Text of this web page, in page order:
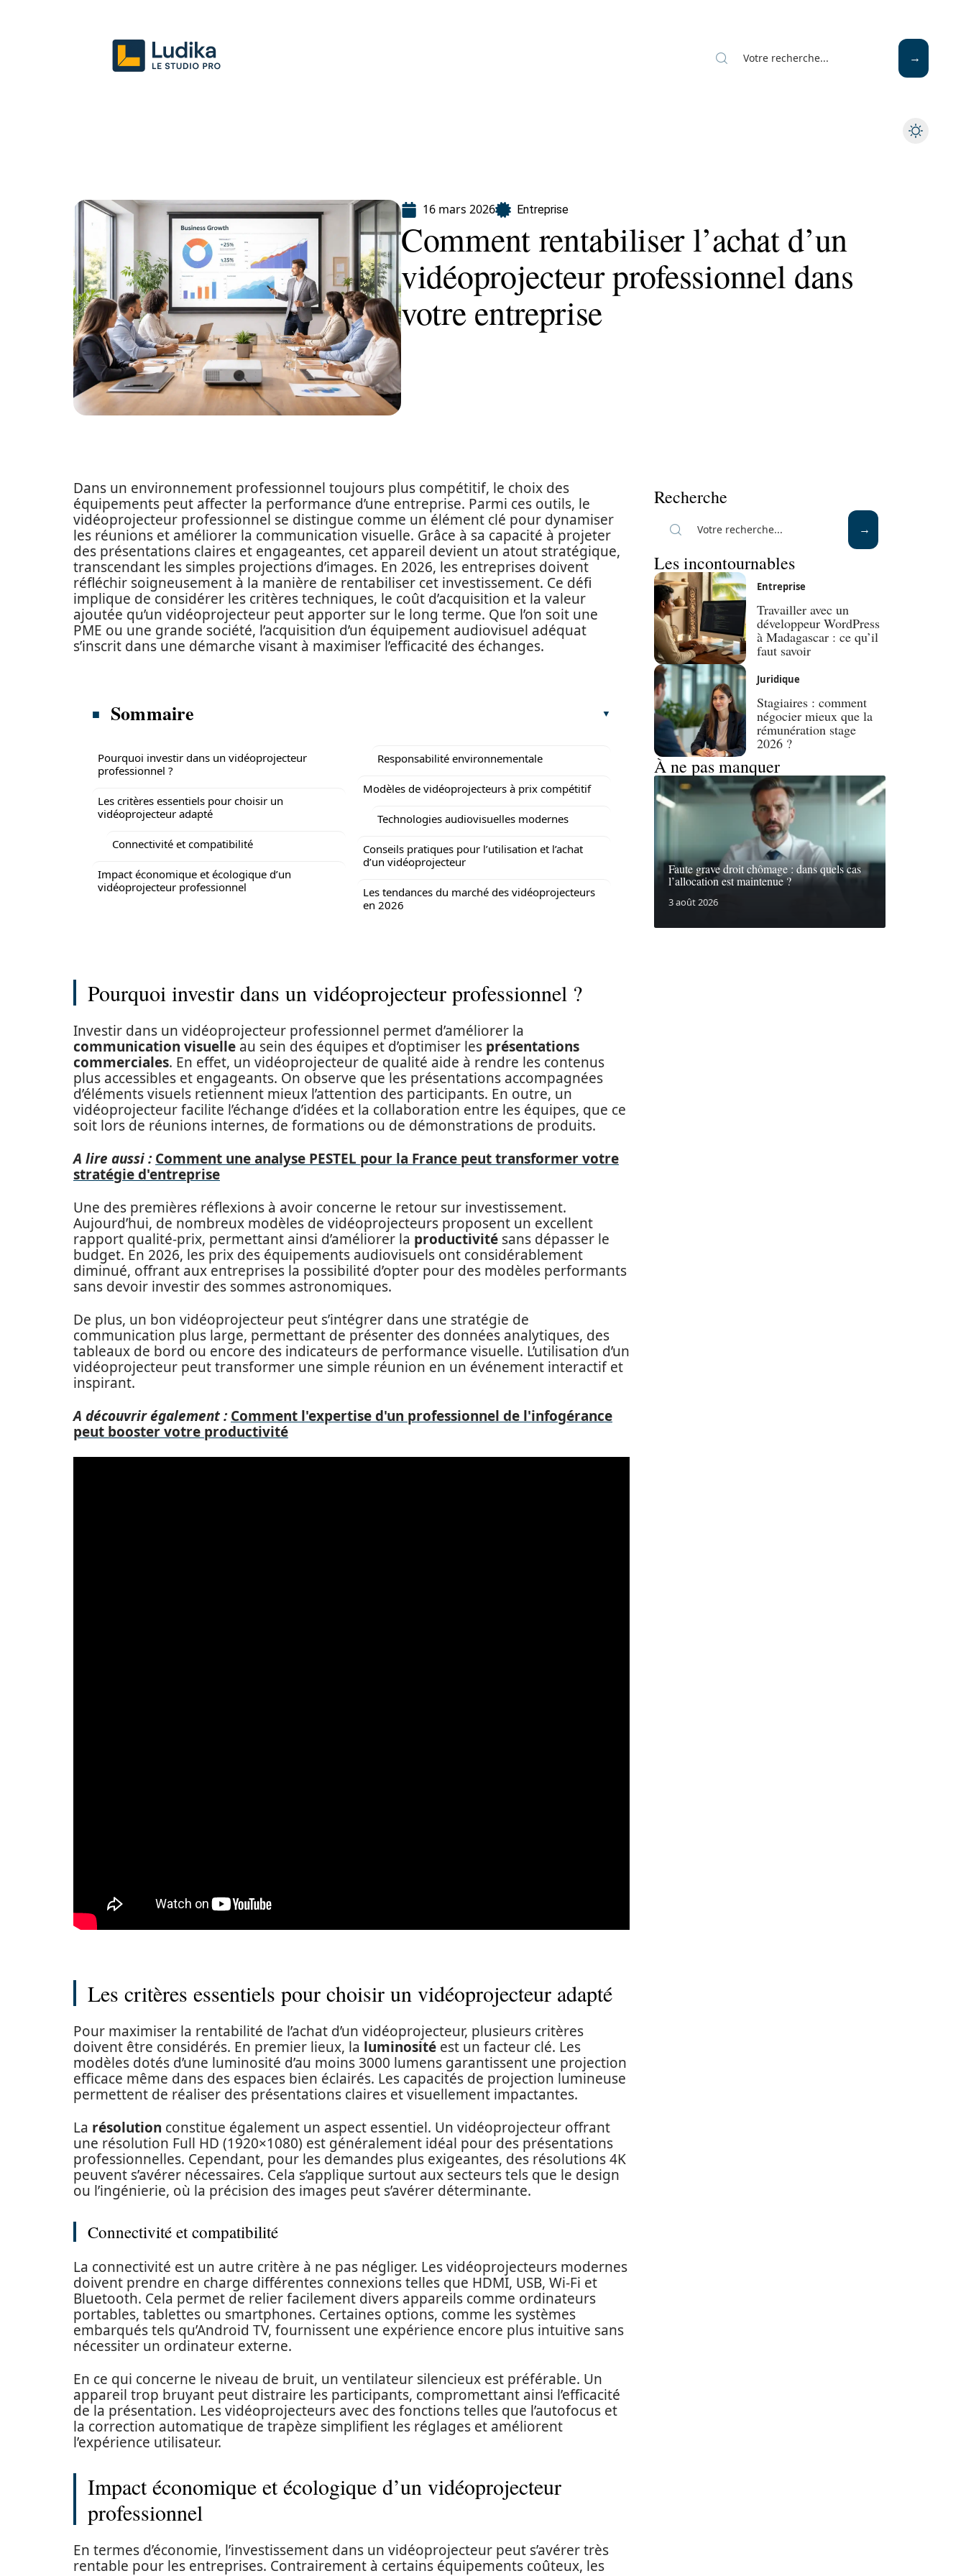
16 mars 2026 Entreprise
Comment rentabiliser l’achat d’un
vidéoprojecteur professionnel dans
votre entreprise
Dans un environnement professionnel toujours plus compétitif, le choix des
équipements peut affecter la performance d’une entreprise. Parmi ces outils, le
vidéoprojecteur professionnel se distingue comme un élément clé pour dynamiser
les réunions et améliorer la communication visuelle. Grâce à sa capacité à projeter
des présentations claires et engageantes, cet appareil devient un atout stratégique,
transcendant les simples projections d’images. En 2026, les entreprises doivent
réfléchir soigneusement à la manière de rentabiliser cet investissement. Ce défi
implique de considérer les critères techniques, le coût d’acquisition et la valeur
ajoutée qu’un vidéoprojecteur peut apporter sur le long terme. Que l’on soit une
PME ou une grande société, l’acquisition d’un équipement audiovisuel adéquat
s’inscrit dans une démarche visant à maximiser l’efficacité des échanges.
Sommaire
Pourquoi investir dans un vidéoprojecteur
professionnel ?
Les critères essentiels pour choisir un
vidéoprojecteur adapté
Connectivité et compatibilité
Impact économique et écologique d’un
vidéoprojecteur professionnel
Responsabilité environnementale
Modèles de vidéoprojecteurs à prix compétitif
Technologies audiovisuelles modernes
Conseils pratiques pour l’utilisation et l’achat
d’un vidéoprojecteur
Les tendances du marché des vidéoprojecteurs
en 2026
Pourquoi investir dans un vidéoprojecteur professionnel ?
Investir dans un vidéoprojecteur professionnel permet d’améliorer la
communication visuelle au sein des équipes et d’optimiser les présentations
commerciales. En effet, un vidéoprojecteur de qualité aide à rendre les contenus
plus accessibles et engageants. On observe que les présentations accompagnées
d’éléments visuels retiennent mieux l’attention des participants. En outre, un
vidéoprojecteur facilite l’échange d’idées et la collaboration entre les équipes, que ce
soit lors de réunions internes, de formations ou de démonstrations de produits.
A lire aussi : Comment une analyse PESTEL pour la France peut transformer votre
stratégie d'entreprise
Une des premières réflexions à avoir concerne le retour sur investissement.
Aujourd’hui, de nombreux modèles de vidéoprojecteurs proposent un excellent
rapport qualité-prix, permettant ainsi d’améliorer la productivité sans dépasser le
budget. En 2026, les prix des équipements audiovisuels ont considérablement
diminué, offrant aux entreprises la possibilité d’opter pour des modèles performants
sans devoir investir des sommes astronomiques.
De plus, un bon vidéoprojecteur peut s’intégrer dans une stratégie de
communication plus large, permettant de présenter des données analytiques, des
tableaux de bord ou encore des indicateurs de performance visuelle. L’utilisation d’un
vidéoprojecteur peut transformer une simple réunion en un événement interactif et
inspirant.
A découvrir également : Comment l'expertise d'un professionnel de l'infogérance
peut booster votre productivité
Les critères essentiels pour choisir un vidéoprojecteur adapté
Pour maximiser la rentabilité de l’achat d’un vidéoprojecteur, plusieurs critères
doivent être considérés. En premier lieux, la luminosité est un facteur clé. Les
modèles dotés d’une luminosité d’au moins 3000 lumens garantissent une projection
efficace même dans des espaces bien éclairés. Les capacités de projection lumineuse
permettent de réaliser des présentations claires et visuellement impactantes.
La résolution constitue également un aspect essentiel. Un vidéoprojecteur offrant
une résolution Full HD (1920×1080) est généralement idéal pour des présentations
professionnelles. Cependant, pour les demandes plus exigeantes, des résolutions 4K
peuvent s’avérer nécessaires. Cela s’applique surtout aux secteurs tels que le design
ou l’ingénierie, où la précision des images peut s’avérer déterminante.
Connectivité et compatibilité
La connectivité est un autre critère à ne pas négliger. Les vidéoprojecteurs modernes
doivent prendre en charge différentes connexions telles que HDMI, USB, Wi-Fi et
Bluetooth. Cela permet de relier facilement divers appareils comme ordinateurs
portables, tablettes ou smartphones. Certaines options, comme les systèmes
embarqués tels qu’Android TV, fournissent une expérience encore plus intuitive sans
nécessiter un ordinateur externe.
En ce qui concerne le niveau de bruit, un ventilateur silencieux est préférable. Un
appareil trop bruyant peut distraire les participants, compromettant ainsi l’efficacité
de la présentation. Les vidéoprojecteurs avec des fonctions telles que l’autofocus et
la correction automatique de trapèze simplifient les réglages et améliorent
l’expérience utilisateur.
Impact économique et écologique d’un vidéoprojecteur
professionnel
En termes d’économie, l’investissement dans un vidéoprojecteur peut s’avérer très
rentable pour les entreprises. Contrairement à certains équipements coûteux, les
Recherche
Les incontournables
Entreprise
Travailler avec un
développeur WordPress
à Madagascar : ce qu’il
faut savoir
Juridique
Stagiaires : comment
négocier mieux que la
rémunération stage
2026 ?
À ne pas manquer
Faute grave droit chômage : dans quels cas
l’allocation est maintenue ?
3 août 2026